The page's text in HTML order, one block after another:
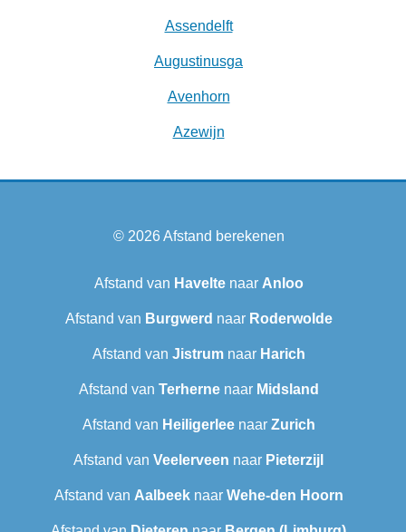
Assendelft
Augustinusga
Avenhorn
Azewijn
© 2026Afstand berekenen
Afstand van Haveltenaar Anloo
Afstand van Burgwerd naar Roderwolde
Afstand van Jistrumnaar Harich
Afstand van Terhernenaar Midsland
Afstand van Heiligerleenaar Zurich
Afstand van Veelerveen naar Pieterzijl
Afstand van Aalbeeknaar Wehe-den Hoorn